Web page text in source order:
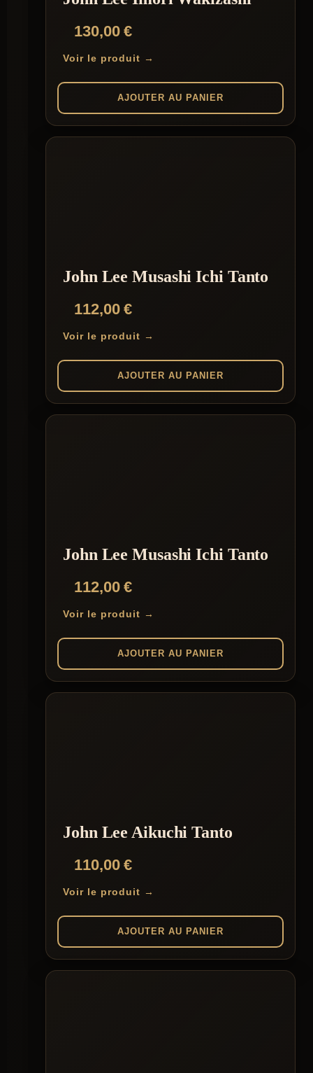
130,00€
Voir le produit →
AJOUTER AU PANIER
John Lee Musashi Ichi Tanto
112,00€
Voir le produit →
AJOUTER AU PANIER
John Lee Musashi Ichi Tanto
112,00€
Voir le produit →
AJOUTER AU PANIER
John Lee Aikuchi Tanto
110,00€
Voir le produit →
AJOUTER AU PANIER